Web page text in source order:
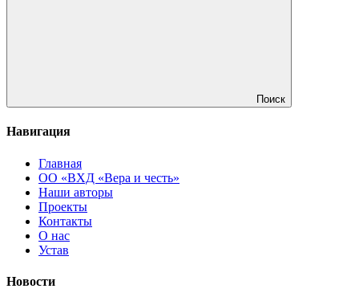
Поиск
Навигация
Главная
ОО «ВХД «Вера и честь»
Наши авторы
Проекты
Контакты
О нас
Устав
Новости